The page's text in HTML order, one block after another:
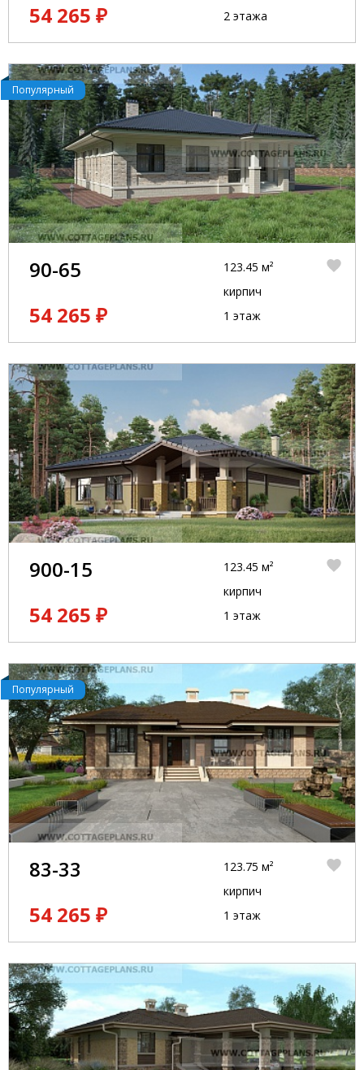
54 265 ₽
2 этажа
Популярный
90-65
54 265 ₽
123.45 м²
кирпич
1 этаж
900-15
54 265 ₽
123.45 м²
кирпич
1 этаж
Популярный
83-33
54 265 ₽
123.75 м²
кирпич
1 этаж